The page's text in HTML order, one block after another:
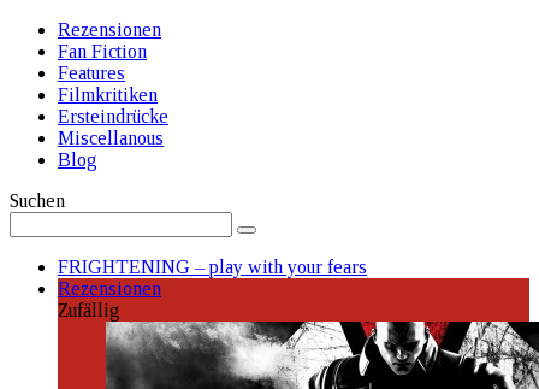
Rezensionen
Fan Fiction
Features
Filmkritiken
Ersteindrücke
Miscellanous
Blog
Suchen
FRIGHTENING – play with your fears
Rezensionen
Zufällig